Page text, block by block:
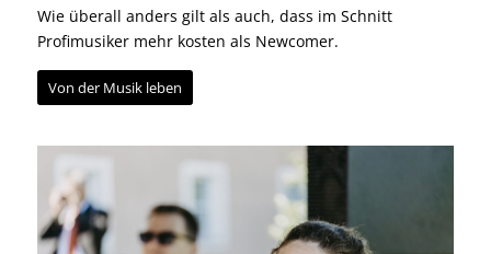
Wie überall anders gilt als auch, dass im Schnitt
Profimusiker mehr kosten als Newcomer.
Von der Musik leben